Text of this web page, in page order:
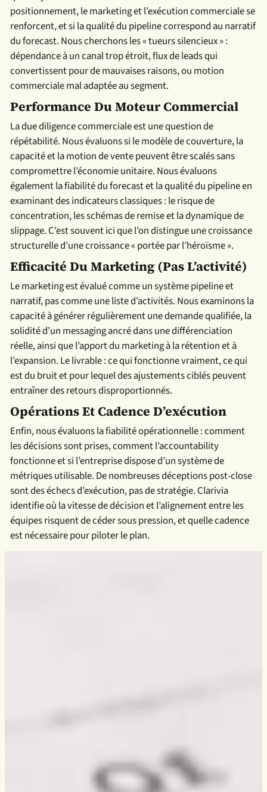
positionnement, le marketing et l’exécution commerciale se
renforcent, et si la qualité du pipeline correspond au narratif
du forecast. Nous cherchons les « tueurs silencieux » :
dépendance à un canal trop étroit, flux de leads qui
convertissent pour de mauvaises raisons, ou motion
commerciale mal adaptée au segment.
Performance Du Moteur Commercial
La due diligence commerciale est une question de
répétabilité. Nous évaluons si le modèle de couverture, la
capacité et la motion de vente peuvent être scalés sans
compromettre l’économie unitaire. Nous évaluons
également la fiabilité du forecast et la qualité du pipeline en
examinant des indicateurs classiques : le risque de
concentration, les schémas de remise et la dynamique de
slippage. C’est souvent ici que l’on distingue une croissance
structurelle d’une croissance « portée par l’héroïsme ».
Efficacité Du Marketing (pas L’activité)
Le marketing est évalué comme un système pipeline et
narratif, pas comme une liste d’activités. Nous examinons la
capacité à générer régulièrement une demande qualifiée, la
solidité d’un messaging ancré dans une différenciation
réelle, ainsi que l’apport du marketing à la rétention et à
l’expansion. Le livrable : ce qui fonctionne vraiment, ce qui
est du bruit et pour lequel des ajustements ciblés peuvent
entraîner des retours disproportionnés.
Opérations Et Cadence D’exécution
Enfin, nous évaluons la fiabilité opérationnelle : comment
les décisions sont prises, comment l’accountability
fonctionne et si l’entreprise dispose d’un système de
métriques utilisable. De nombreuses déceptions post-close
sont des échecs d’exécution, pas de stratégie. Clarivia
identifie où la vitesse de décision et l’alignement entre les
équipes risquent de céder sous pression, et quelle cadence
est nécessaire pour piloter le plan.